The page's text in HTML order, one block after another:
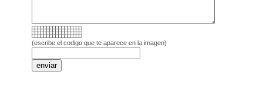
(escribe el codigo que te aparece en la imagen)